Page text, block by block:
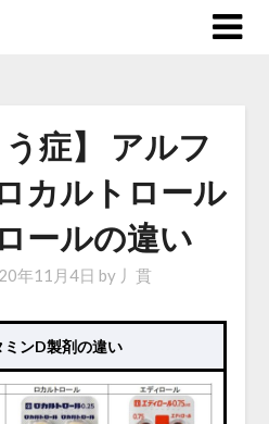
う症】 アルフ
カルトロール
ールの違い
年11月4日 by 丿貫
ミンD製剤の違い